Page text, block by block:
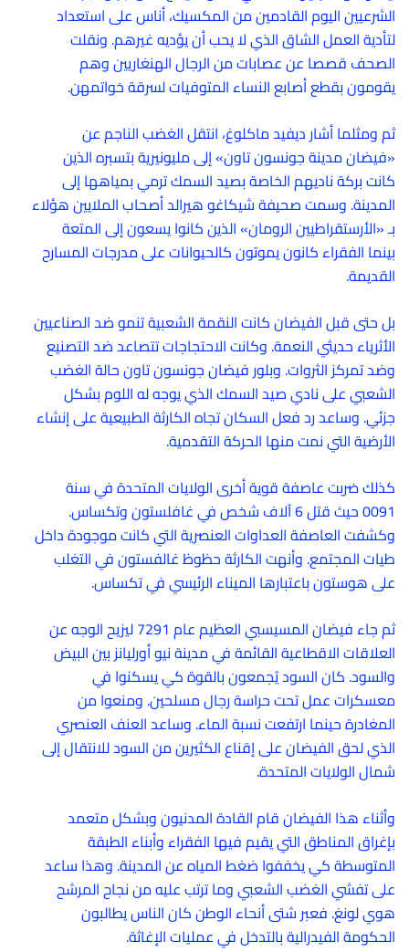
الشرعيين اليوم القادمين من المكسيك، أناس على استعداد
لتأدية العمل الشاق الذي لا يحب أن يؤديه غيرهم. ونقلت
الصحف قصصا عن عصابات من الرجال الهنغاريين وهم
يقومون بقطع أصابع النساء المتوفيات لسرقة خواتمهن.
ثم ومثلما أشار ديفيد ماكلوغ، انتقل الغضب الناجم عن
«فيضان مدينة جونسون تاون» إلى مليونيرية بتسبره الذين
كانت بركة ناديهم الخاصة بصيد السمك ترمي بمياهها إلى
المدينة. وسمت صحيفة شيكاغو هيرالد أصحاب الملايين هؤلاء
بـ «الأرستقراطيين الرومان» الذين كانوا يسعون إلى المتعة
بينما الفقراء كانون يموتون كالحيوانات على مدرجات المسارح
القديمة.
بل حتى قبل الفيضان كانت النقمة الشعبية تنمو ضد الصناعيين
الأثرياء حديثي النعمة. وكانت الاحتجاجات تتصاعد ضد التصنيع
وضد تمركز الثروات. وبلور فيضان جونسون تاون حالة الغضب
الشعبي على نادي صيد السمك الذي يوجه له اللوم بشكل
جزئي. وساعد رد فعل السكان تجاه الكارثة الطبيعية على إنشاء
الأرضية التي نمت منها الحركة التقدمية.
كذلك ضربت عاصفة قوية أخرى الولايات المتحدة في سنة
0091 حيث قتل 6 آلاف شخص في غافلستون وتكساس.
وكشفت العاصفة العداوات العنصرية التي كانت موجودة داخل
طيات المجتمع. وأنهت الكارثة حظوظ غالفستون في التغلب
على هوستون باعتبارها الميناء الرئيسي في تكساس.
ثم جاء فيضان المسيسبي العظيم عام 7291 ليزيح الوجه عن
العلاقات الاقطاعية القائمة في مدينة نيو أورليانز بين البيض
والسود. كان السود يُجمعون بالقوة كي يسكنوا في
معسكرات عمل تحت حراسة رجال مسلحين. ومنعوا من
المغادرة حينما ارتفعت نسبة الماء. وساعد العنف العنصري
الذي لحق الفيضان على إقناع الكثيرين من السود للانتقال إلى
شمال الولايات المتحدة.
وأثناء هذا الفيضان قام القادة المدنيون وبشكل متعمد
بإغراق المناطق التي يقيم فيها الفقراء وأبناء الطبقة
المتوسطة كي يخففوا ضغط المياه عن المدينة. وهذا ساعد
على تفشي الغضب الشعبي وما ترتب عليه من نجاح المرشح
هوي لونغ. فعبر شتى أنحاء الوطن كان الناس يطالبون
الحكومة الفيدرالية بالتدخل في عمليات الإغاثة.